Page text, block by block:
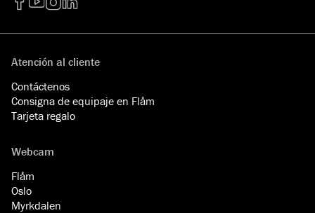
Atención al cliente
Contáctenos
Consigna de equipaje en Flåm
Tarjeta regalo
Webcam
Flåm
Oslo
Myrkdalen